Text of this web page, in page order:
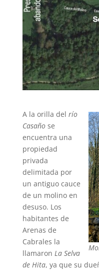
A la orilla del río
Casañose
encuentra una
propiedad
privada
delimitada por
un antiguo cauce
de un molino en
desuso. Los
habitantes de
Arenas de
Cabrales la
llamaron La Selva
de Hita, ya que su